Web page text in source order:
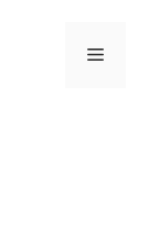
Menu